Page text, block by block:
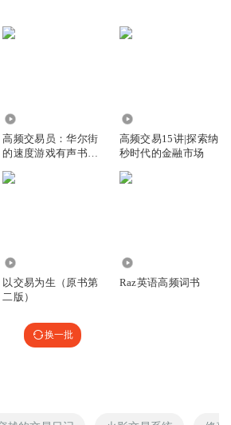
高频交易员：华尔街
的速度游戏有声书全
高频交易15讲|探索纳
秒时代的金融市场
以交易为生（原书第
二版）
Raz英语高频词书
换一批